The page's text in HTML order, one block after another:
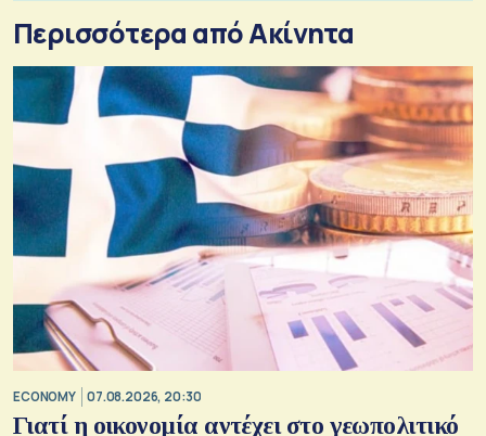
Περισσότερα από Ακίνητα
ECONOMY 07.08.2026, 20:30
Γιατί η οικονομία αντέχει στο γεωπολιτικό